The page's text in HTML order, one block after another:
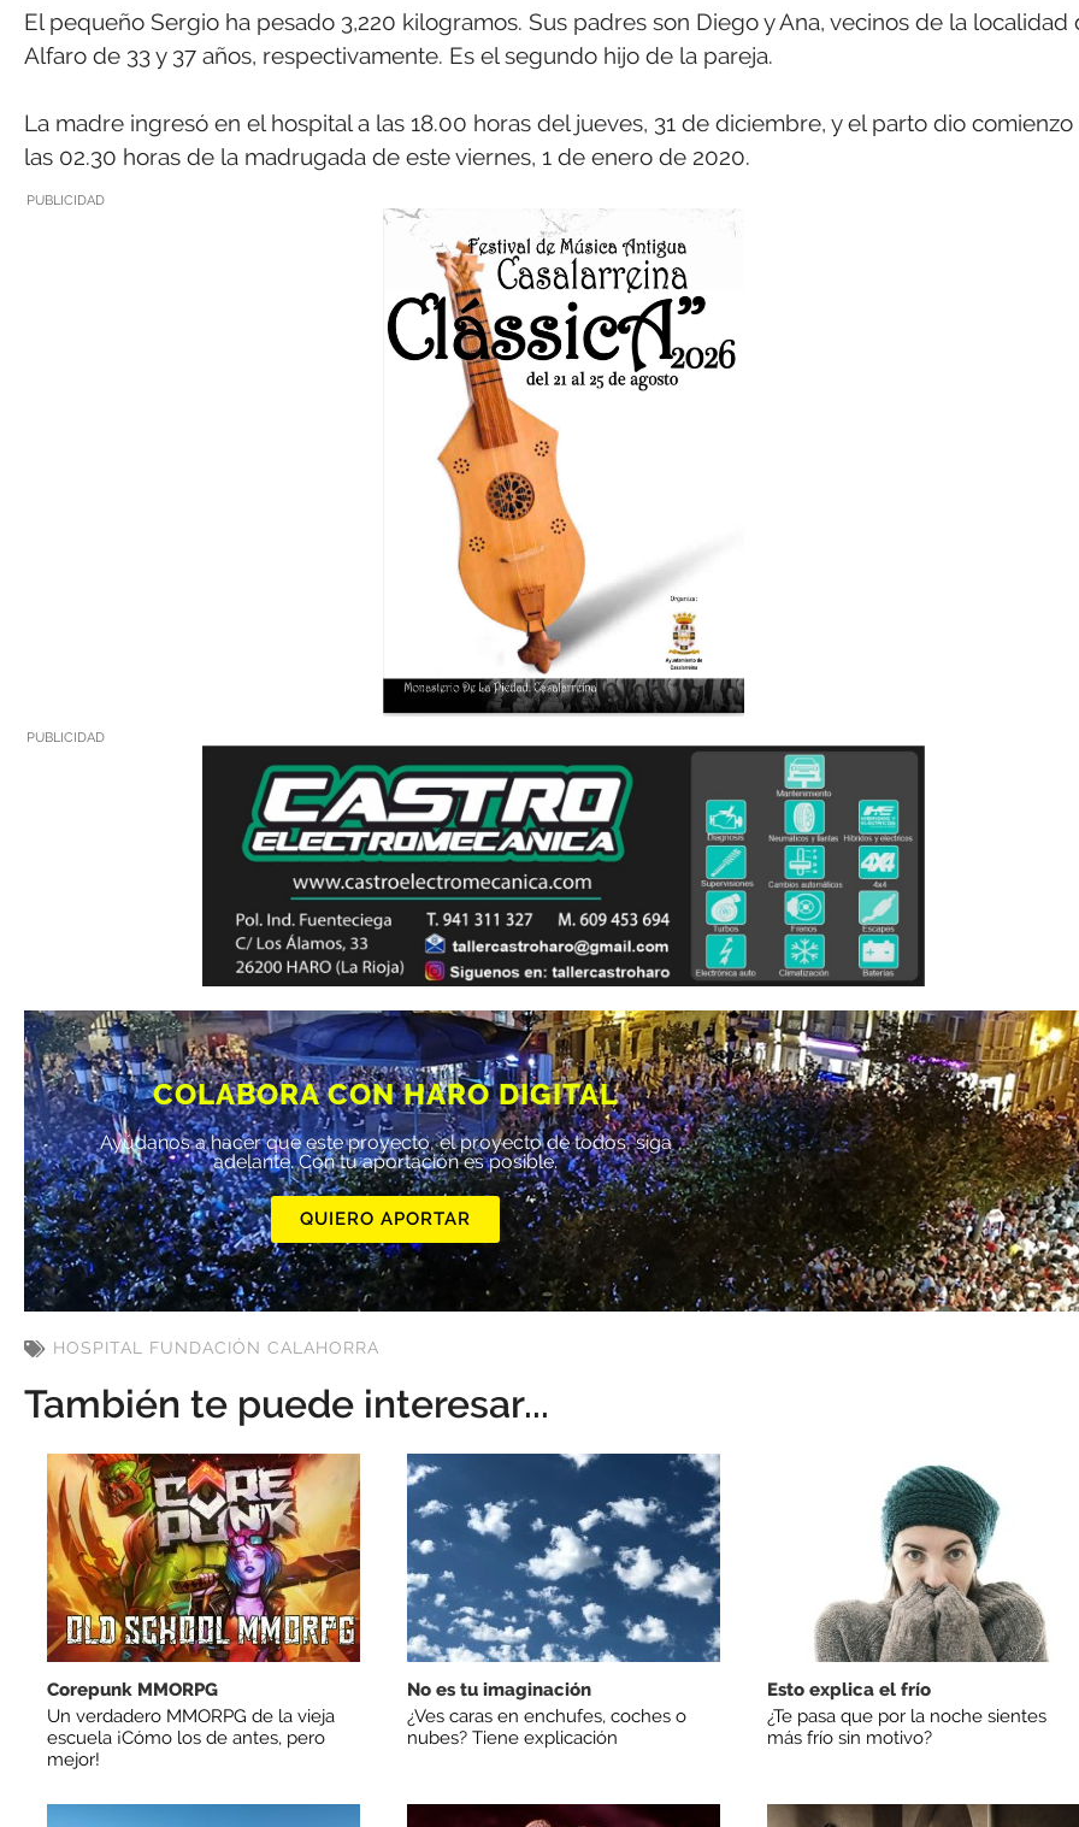
El pequeño Sergio ha pesado 3,220 kilogramos. Sus padres son Diego y Ana, vecinos de la localidad
Alfaro de 33 y 37 años, respectivamente. Es el segundo hijo de la pareja.
La madre ingresó en el hospital a las 18.00 horas del jueves, 31 de diciembre, y el parto dio comienzo
las 02.30 horas de la madrugada de este viernes, 1 de enero de 2020.
PUBLICIDAD
PUBLICIDAD
COLABORA CON HARO DIGITAL
Ayúdanos a hacer que este proyecto, el proyecto de todos, siga
adelante. Con tu aportación es posible.
QUIERO APORTAR
HOSPITAL FUNDACIÓN CALAHORRA
También te puede interesar...
Corepunk MMORPG
Un verdadero MMORPG de la vieja
escuela ¡Cómo los de antes, pero
mejor!
No es tu imaginación
¿Ves caras en enchufes, coches o
nubes? Tiene explicación
Esto explica el frío
¿Te pasa que por la noche sientes
más frío sin motivo?